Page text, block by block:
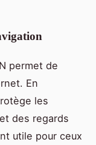
permet de
En
les
des regards
utile pour ceux